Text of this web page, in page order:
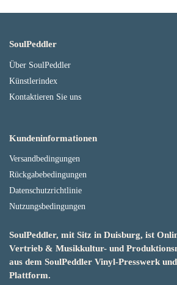
SoulPeddler
Über SoulPeddler
Künstlerindex
Kontaktieren Sie uns
Kundeninformationen
Versandbedingungen
Rückgabebedingungen
Datenschutzrichtlinie
Nutzungsbedingungen
SoulPeddler, mit Sitz in Duisburg, ist
Vertrieb & Musikkultur- und
aus dem SoulPeddler Vinyl-Presswerk
Plattform.